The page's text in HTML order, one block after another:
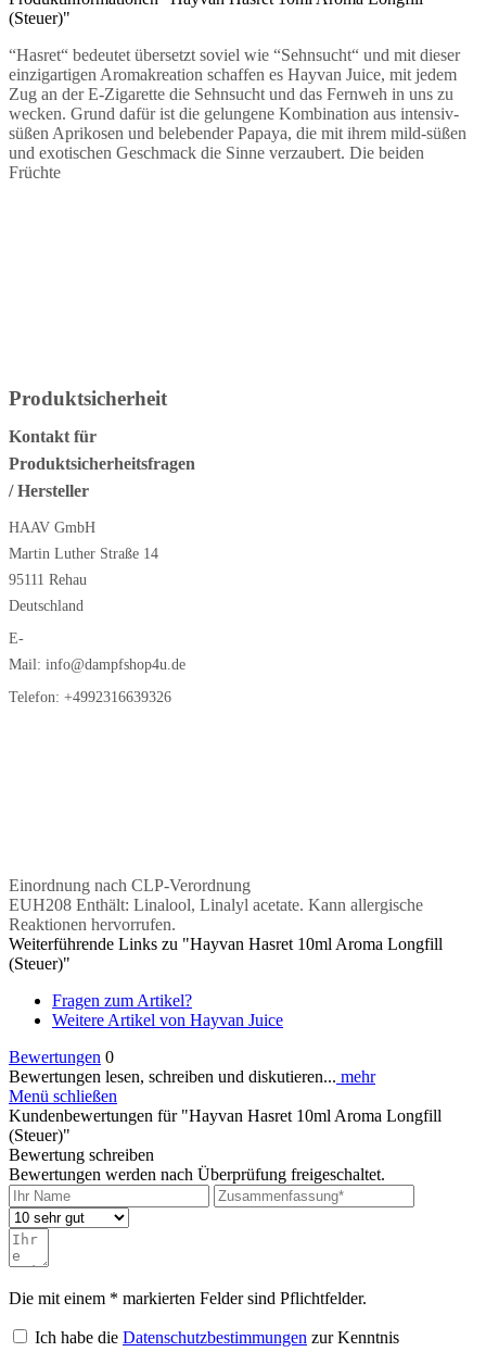
(Steuer)"
“Hasret“ bedeutet übersetzt soviel wie “Sehnsucht“ und mit dieser
einzigartigen Aromakreation schaffen es Hayvan Juice, mit jedem
Zug an der E-Zigarette die Sehnsucht und das Fernweh in uns zu
wecken. Grund dafür ist die gelungene Kombination aus intensiv-
süßen Aprikosen und belebender Papaya, die mit ihrem mild-süßen
und exotischen Geschmack die Sinne verzaubert. Die beiden
Früchte
Produktsicherheit
Kontakt für
Produktsicherheitsfragen
/ Hersteller
HAAV GmbH
Martin Luther Straße 14
95111 Rehau
Deutschland
E-
Mail: info@dampfshop4u.de
Telefon: +4992316639326
Einordnung nach CLP-Verordnung
EUH208 Enthält: Linalool, Linalyl acetate. Kann allergische
Reaktionen hervorrufen.
Weiterführende Links zu "Hayvan Hasret 10ml Aroma Longfill
(Steuer)"
Fragen zum Artikel?
Weitere Artikel von Hayvan Juice
Bewertungen 0
Bewertungen lesen, schreiben und diskutieren... mehr
Menü schließen
Kundenbewertungen für "Hayvan Hasret 10ml Aroma Longfill
(Steuer)"
Bewertung schreiben
Bewertungen werden nach Überprüfung freigeschaltet.
Die mit einem * markierten Felder sind Pflichtfelder.
Ich habe die Datenschutzbestimmungen zur Kenntnis